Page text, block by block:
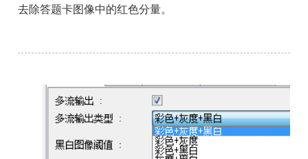
去除答题卡图像中的红色分量。